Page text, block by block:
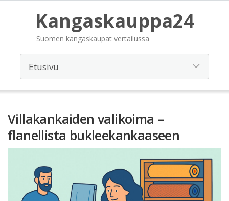
Kangaskauppa24
Suomen kangaskaupat vertailussa
Villakankaiden valikoima –
flanellista bukleekankaaseen